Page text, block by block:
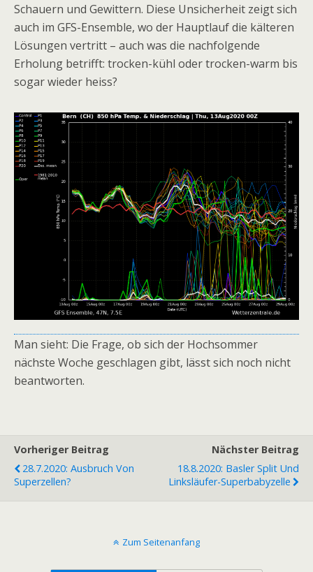
Schauern und Gewittern. Diese Unsicherheit zeigt sich
auch im GFS-Ensemble, wo der Hauptlauf die kälteren
Lösungen vertritt – auch was die nachfolgende
Erholung betrifft: trocken-kühl oder trocken-warm bis
sogar wieder heiss?
Man sieht: Die Frage, ob sich der Hochsommer
nächste Woche geschlagen gibt, lässt sich noch nicht
beantworten.
Vorheriger Beitrag
28.7.2020: Ausbruch Von
Superzellen?
Nächster Beitrag
18.8.2020: Basler Split Und
Linksläufer-Superbabyzelle
Zum Seitenanfang